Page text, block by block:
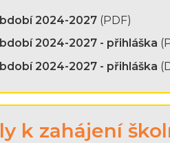
2024-2027 (PDF)
2024-2027 - přihláška
2024-2027 - přihláška
k zahájení